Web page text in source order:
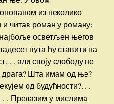
из неколико
и читав роман у роману:
осветљен његов
пута ћу ставити на
. . али своју слободу не
драга? Шта имам од ње?
од будућности?. . .
. . Прелазим у мислима